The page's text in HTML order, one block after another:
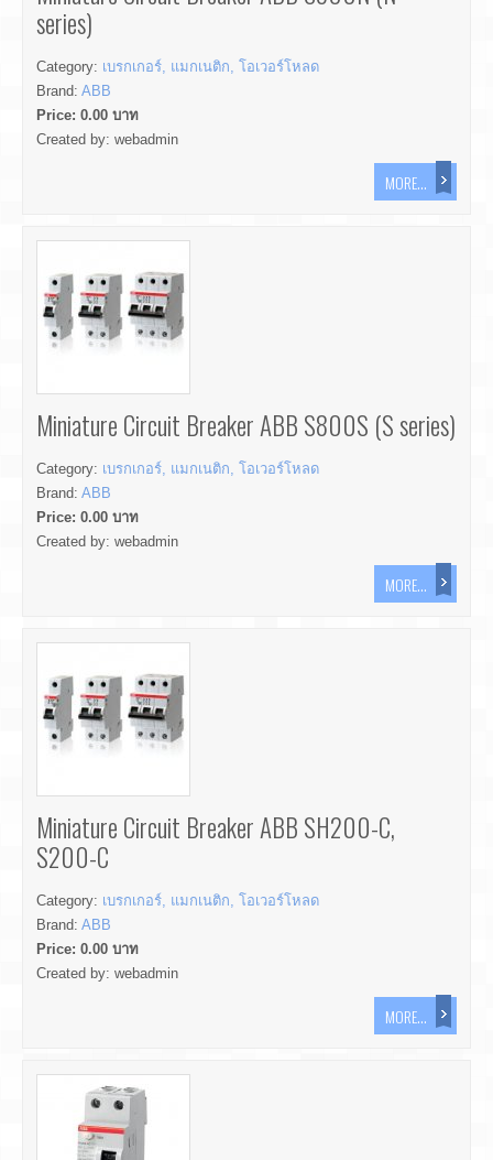
series)
Category: เบรกเกอร์, แมกเนติก, โอเวอร์โหลด
Brand: ABB
Price: 0.00 บาท
Created by: webadmin
MORE...
Miniature Circuit Breaker ABB S800S (S series)
Category: เบรกเกอร์, แมกเนติก, โอเวอร์โหลด
Brand: ABB
Price: 0.00 บาท
Created by: webadmin
MORE...
Miniature Circuit Breaker ABB SH200-C,
S200-C
Category: เบรกเกอร์, แมกเนติก, โอเวอร์โหลด
Brand: ABB
Price: 0.00 บาท
Created by: webadmin
MORE...